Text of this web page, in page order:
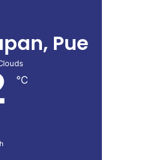
Pue
℃